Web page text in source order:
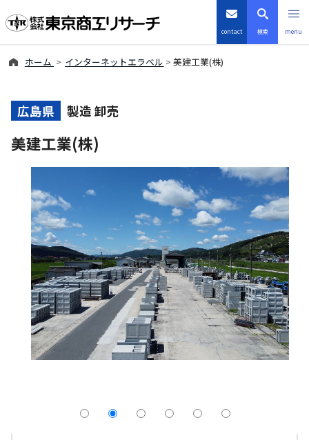
contact 検索 menu
TSRデータインサイト
優良企業サイト
会社案内
商品・サービス
導入事例
採用情報
よくあるご質問
ホーム インターネットエラベル 美建工業(株)
広島県 製造 卸売
美建工業(株)